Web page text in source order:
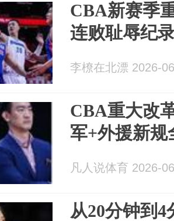
CBA新赛季
连败耻辱纪
李橑在北漂 2026-
CBA重大改
军+外援新规
凡人说体育 2026-
从20分钟到